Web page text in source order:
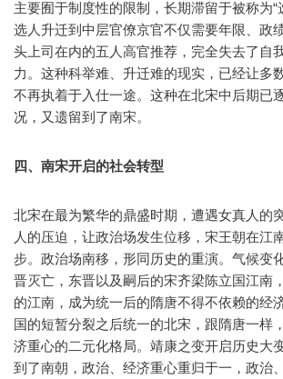
主要囿于制度性的限制，长期滞留于被称为“
选人升迁到中层官僚京官不仅需要年限、政
头上司在内的五人高官推荐，完全失去了自
力。这种科举难、升迁难的现实，已经让多
不再执着于入仕一途。这种在北宋中后期已
况，又遗留到了南宋。
四、南宋开启的社会转型
北宋在最为繁华的鼎盛时期，遭遇女真人的
人的压迫，让政治场发生位移，宋王朝在江
步。政治场南移，形同历史的重演。气候变
晋灭亡，东晋以及嗣后的宋齐梁陈立国江南
的江南，成为统一后的隋唐不得不依赖的经
国的短暂分裂之后统一的北宋，跟隋唐一样
济重心的二元化格局。靖康之变开启历史大
到了南朝，政治、经济重心重归于一，政治